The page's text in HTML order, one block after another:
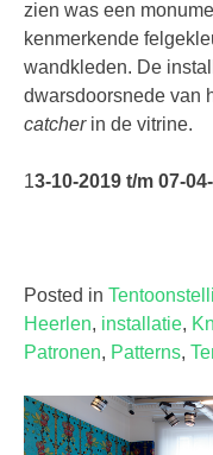
zien was een
kenmerkende
wandkleden. De
dwarsdoorsnede van
catcherin de vitrine.
13-10-2019 t/m 07-
Posted in
Heerlen, installatie,
Patronen, Patterns,